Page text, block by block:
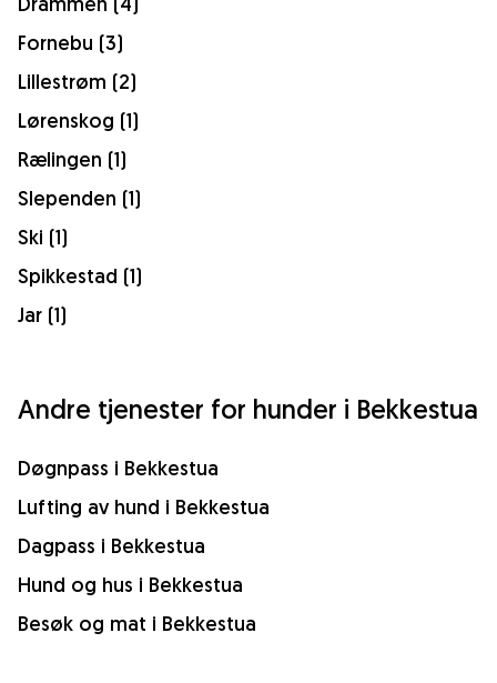
Fornebu (3)
Lillestrøm (2)
Lørenskog (1)
Rælingen (1)
Slependen (1)
Ski (1)
Spikkestad (1)
Jar (1)
Andre tjenester for hunder i Bekkestua
Døgnpass i Bekkestua
Lufting av hund i Bekkestua
Dagpass i Bekkestua
Hund og hus i Bekkestua
Besøk og mat i Bekkestua